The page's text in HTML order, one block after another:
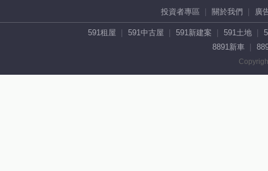
投資者專區 關於我們 廣
591租屋 591中古屋 591新建案 591土地
8891新車